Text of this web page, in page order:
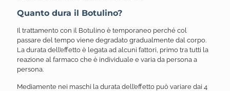
Quanto dura il Botulino?
Il trattamento con il Botulino è temporaneo perché col
passare del tempo viene degradato gradualmente dal corpo.
La durata dell’effetto è legata ad alcuni fattori, primo tra tutti la
reazione al farmaco che è individuale e varia da persona a
persona.
Mediamente nei maschi la durata dell’effetto può variare dai 4